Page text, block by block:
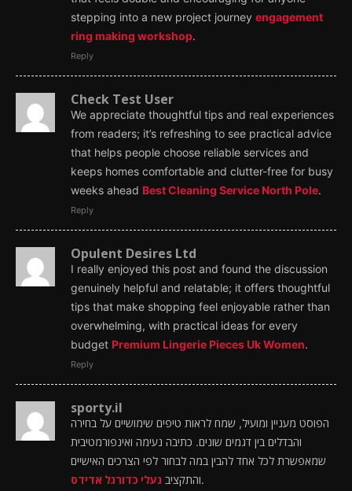
stepping into a new project journey engagement
ring making workshop.
Reply
Check Test User
We appreciate thoughtful tips and real experiences
from readers; it’s refreshing to see practical advice
that helps people choose reliable services and
keeps homes comfortable and clutter-free for busy
weeks ahead Best Cleaning Service North Pole.
Reply
Opulent Desires Ltd
I really enjoyed this post and found the discussion
genuinely helpful and relatable; it offers thoughtful
tips that make shopping feel enjoyable rather than
overwhelming, with practical ideas for every
budget Premium Lingerie Pieces Uk Women.
Reply
sporty.il
הפוסט מעניין ומועיל, שמח לראות טיפים שימושיים על בחירה
והבדלים בין דגמים שונים. כתיבה נעימה ואינפורמטיבית
שמאפשרת לכל אחד להבין במה לבחור לפי הצרכים האישיים
והתקציב נעלי כדורגל אדידס .